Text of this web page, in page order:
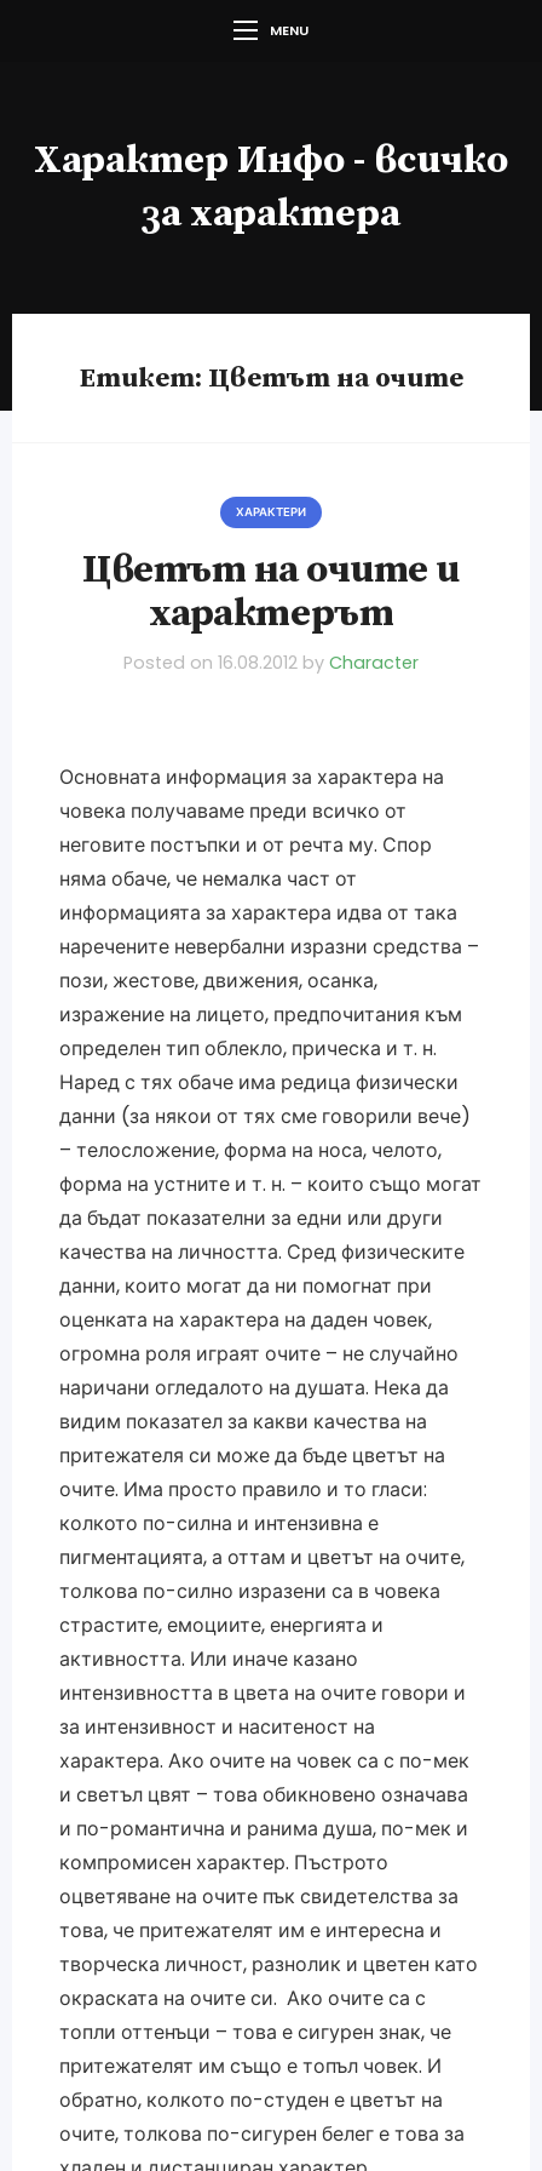
MENU
Характер Инфо - всичко
за характера
Етикет: Цветът на очите
ХАРАКТЕРИ
Цветът на очите и
характерът
Posted on 16.08.2012 by Character
Основната информация за характера на
човека получаваме преди всичко от
неговите постъпки и от речта му. Спор
няма обаче, че немалка част от
информацията за характера идва от така
наречените невербални изразни средства –
пози, жестове, движения, осанка,
изражение на лицето, предпочитания към
определен тип облекло, прическа и т. н.
Наред с тях обаче има редица физически
данни (за някои от тях сме говорили вече)
– телосложение, форма на носа, челото,
форма на устните и т. н. – които също могат
да бъдат показателни за едни или други
качества на личността. Сред физическите
данни, които могат да ни помогнат при
оценката на характера на даден човек,
огромна роля играят очите – не случайно
наричани огледалото на душата. Нека да
видим показател за какви качества на
притежателя си може да бъде цветът на
очите. Има просто правило и то гласи:
колкото по-силна и интензивна е
пигментацията, а оттам и цветът на очите,
толкова по-силно изразени са в човека
страстите, емоциите, енергията и
активността. Или иначе казано
интензивността в цвета на очите говори и
за интензивност и наситеност на
характера. Ако очите на човек са с по-мек
и светъл цвят – това обикновено означава
и по-романтична и ранима душа, по-мек и
компромисен характер. Пъстрото
оцветяване на очите пък свидетелства за
това, че притежателят им е интересна и
творческа личност, разнолик и цветен като
окраската на очите си. Ако очите са с
топли оттенъци – това е сигурен знак, че
притежателят им също е топъл човек. И
обратно, колкото по-студен е цветът на
очите, толкова по-сигурен белег е това за